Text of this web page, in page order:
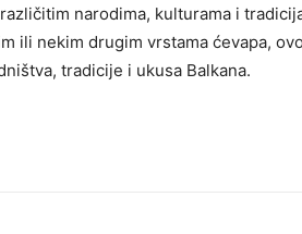
narodima, kulturama i
ili nekim drugim vrstama ćevapa,
tradicije i ukusa Balkana.